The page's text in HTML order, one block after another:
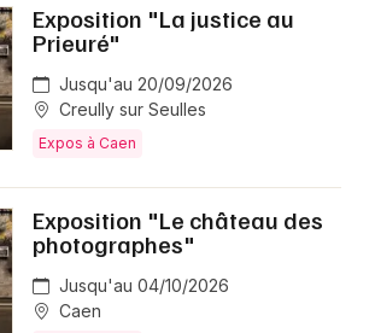
Exposition "La justice au
Prieuré"
Jusqu'au 20/09/2026
Creully sur Seulles
Expos à Caen
Exposition "Le château des
photographes"
Jusqu'au 04/10/2026
Caen